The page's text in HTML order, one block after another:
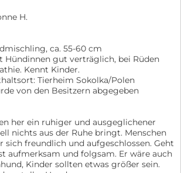
H.
ca. 55-60 cm
Hündinnen gut verträglich, bei Rüden
Kennt Kinder.
Tierheim Sokolka/Polen
von den Besitzern abgegeben
her ein ruhiger und ausgeglichener
nichts aus der Ruhe bringt. Menschen
sich freundlich und aufgeschlossen. Geht
aufmerksam und folgsam. Er wäre auch
Kinder sollten etwas größer sein.